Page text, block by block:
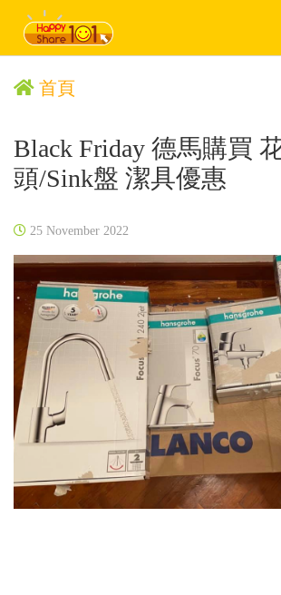
首頁
Black Friday 德馬購買
頭/Sink盤 潔具優惠
25 November 2022